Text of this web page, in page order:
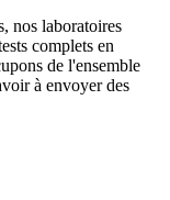
nos laboratoires
complets en
de l'ensemble
à envoyer des